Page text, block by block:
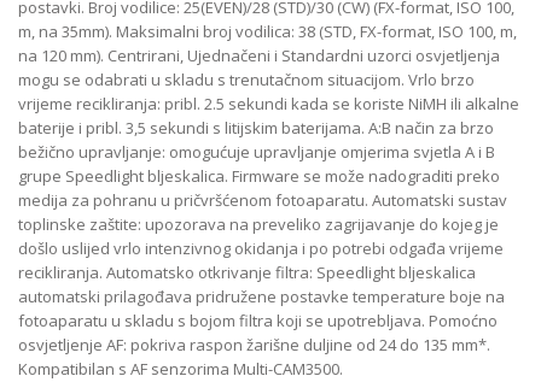
postavki. Broj vodilice: 25(EVEN)/28 (STD)/30 (CW) (FX-format, ISO 100,
m, na 35mm). Maksimalni broj vodilica: 38 (STD, FX-format, ISO 100, m,
na 120 mm). Centrirani, Ujednačeni i Standardni uzorci osvjetljenja
mogu se odabrati u skladu s trenutačnom situacijom. Vrlo brzo
vrijeme recikliranja: pribl. 2.5 sekundi kada se koriste NiMH ili alkalne
baterije i pribl. 3,5 sekundi s litijskim baterijama. A:B način za brzo
bežično upravljanje: omogućuje upravljanje omjerima svjetla A i B
grupe Speedlight bljeskalica. Firmware se može nadograditi preko
medija za pohranu u pričvršćenom fotoaparatu. Automatski sustav
toplinske zaštite: upozorava na preveliko zagrijavanje do kojeg je
došlo uslijed vrlo intenzivnog okidanja i po potrebi odgađa vrijeme
recikliranja. Automatsko otkrivanje filtra: Speedlight bljeskalica
automatski prilagođava pridružene postavke temperature boje na
fotoaparatu u skladu s bojom filtra koji se upotrebljava. Pomoćno
osvjetljenje AF: pokriva raspon žarišne duljine od 24 do 135 mm*.
Kompatibilan s AF senzorima Multi-CAM3500.